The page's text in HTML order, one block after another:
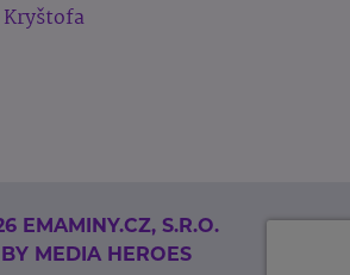
EMAMINY.CZ, S.R.O.
MEDIA HEROES